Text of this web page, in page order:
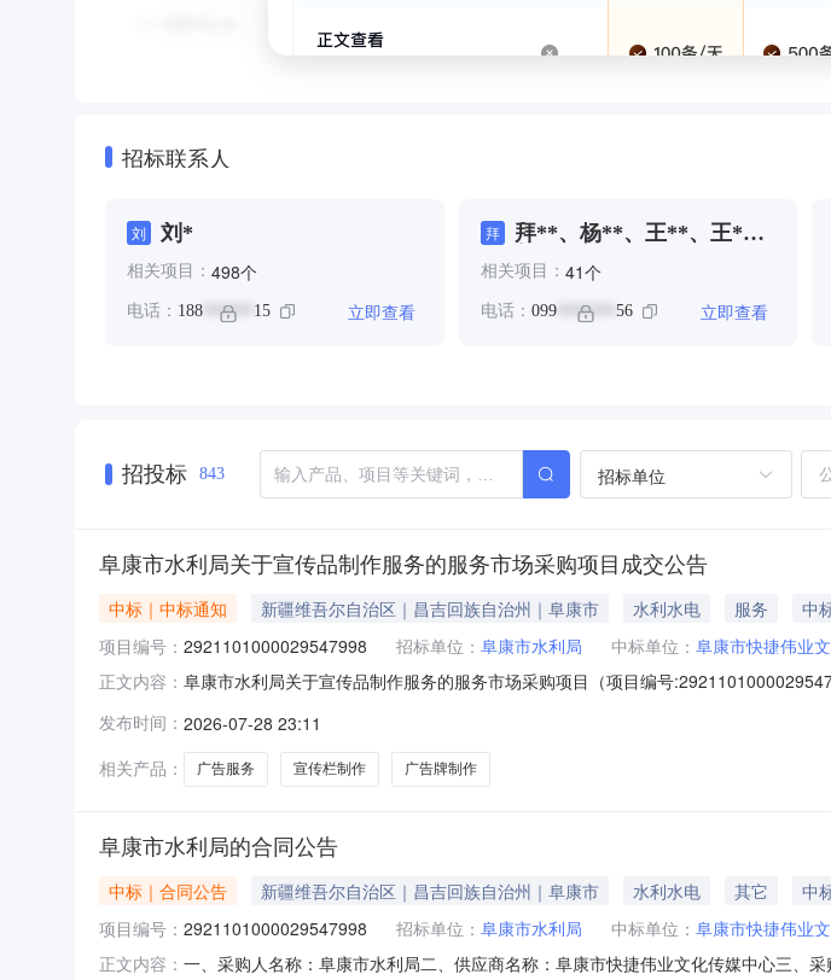
招标联系人
刘 刘*
相关项目： 498个
电话： 188 ****** 15 立即查看
拜
拜**、杨**、王**、王*、
相关项目： 41个
电话： 099******* 56 立即查看
招投标 843 招标单位
阜康市水利局关于宣传品制作服务的服务市场采购项目成交公告
中标｜中标通知 新疆维吾尔自治区｜昌吉回族自治州｜阜康市 水利水电 服务
中
项目编号： 2921101000029547998 招标单位： 阜康市水利局 中标单位： 阜康市快捷伟业
正文内容： 阜康市水利局关于宣传品制作服务的服务市场采购项目（项目编号
码:652302项目所在行政区划名称:新疆维吾尔自治区昌吉回族自治州阜康市报价起止
发布时间： 2026-07-28 23:11
相关产品：
广告服务 宣传栏制作 广告牌制作
阜康市水利局的合同公告
中标｜合同公告 新疆维吾尔自治区｜昌吉回族自治州｜阜康市 水利水电 其它
中
项目编号： 2921101000029547998 招标单位： 阜康市水利局 中标单位： 阜康市快捷伟业
正文内容： 一、采购人名称：阜康市水利局二、供应商名称：阜康市快捷伟业文化传媒中心三、